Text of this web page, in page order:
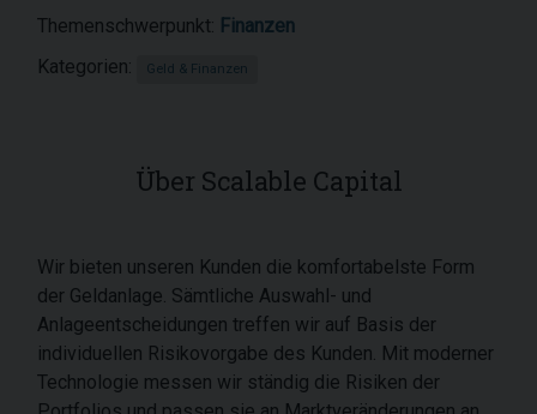
Themenschwerpunkt: Finanzen
Kategorien:
Geld & Finanzen
Über Scalable Capital
Wir bieten unseren Kunden die komfortabelste Form
der Geldanlage. Sämtliche Auswahl- und
Anlageentscheidungen treffen wir auf Basis der
individuellen Risikovorgabe des Kunden. Mit moderner
Technologie messen wir ständig die Risiken der